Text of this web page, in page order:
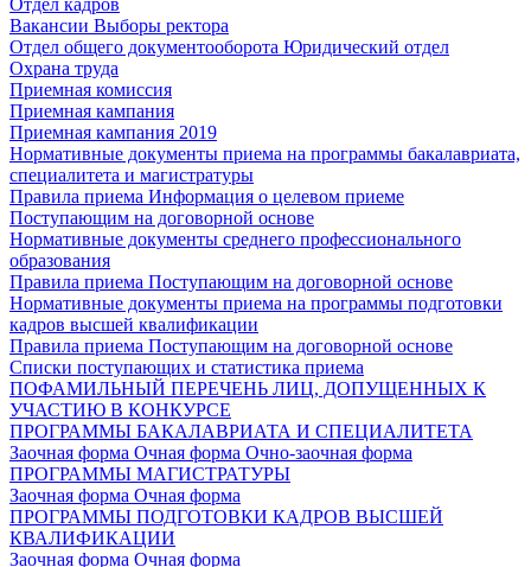
Вакансии Выборы ректора
Отдел общего документооборота Юридический отдел
Охрана труда
Приемная комиссия
Приемная кампания
Приемная кампания 2019
Нормативные документы приема на программы бакалавриата,
специалитета и магистратуры
Правила приема Информация о целевом приеме
Поступающим на договорной основе
Нормативные документы среднего профессионального
образования
Правила приема Поступающим на договорной основе
Нормативные документы приема на программы подготовки
кадров высшей квалификации
Правила приема Поступающим на договорной основе
Списки поступающих и статистика приема
ПОФАМИЛЬНЫЙ ПЕРЕЧЕНЬ ЛИЦ, ДОПУЩЕННЫХ К
УЧАСТИЮ В КОНКУРСЕ
ПРОГРАММЫ БАКАЛАВРИАТА И СПЕЦИАЛИТЕТА
Заочная форма Очная форма Очно-заочная форма
ПРОГРАММЫ МАГИСТРАТУРЫ
Заочная форма Очная форма
ПРОГРАММЫ ПОДГОТОВКИ КАДРОВ ВЫСШЕЙ
КВАЛИФИКАЦИИ
Заочная форма Очная форма